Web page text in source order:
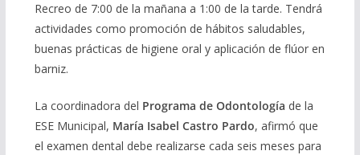
Recreo de 7:00 de la mañana a 1:00 de la tarde. Tendrá
actividades como promoción de hábitos saludables,
buenas prácticas de higiene oral y aplicación de flúor en
barniz.
La coordinadora del Programa de Odontología de la
ESE Municipal, María Isabel Castro Pardo, afirmó que
el examen dental debe realizarse cada seis meses para